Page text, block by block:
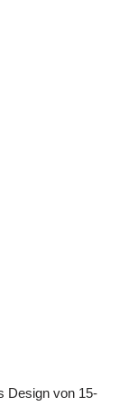
Design von 15-